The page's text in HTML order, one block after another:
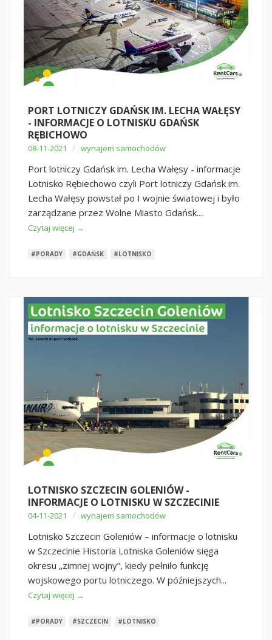
PORT LOTNICZY GDAŃSK IM. LECHA WAŁĘSY
- INFORMACJE O LOTNISKU GDAŃSK
RĘBICHOWO
08-11-2021 / wynajem samochodów
Port lotniczy Gdańsk im. Lecha Wałęsy - informacje
Lotnisko Rębiechowo czyli Port lotniczy Gdańsk im.
Lecha Wałęsy powstał po I wojnie światowej i było
zarządzane przez Wolne Miasto Gdańsk....
Czytaj więcej →
#PORADY #GDAŃSK #LOTNISKO
LOTNISKO SZCZECIN GOLENIÓW -
INFORMACJE O LOTNISKU W SZCZECINIE
04-11-2021 / wynajem samochodów
Lotnisko Szczecin Goleniów – informacje o lotnisku
w Szczecinie Historia Lotniska Goleniów sięga
okresu „zimnej wojny”, kiedy pełniło funkcję
wojskowego portu lotniczego. W późniejszych...
Czytaj więcej →
#PORADY #SZCZECIN #LOTNISKO